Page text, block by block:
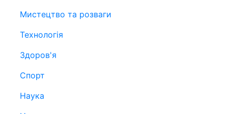
Мистецтво та розваги
Технологія
Здоров'я
Спорт
Наука